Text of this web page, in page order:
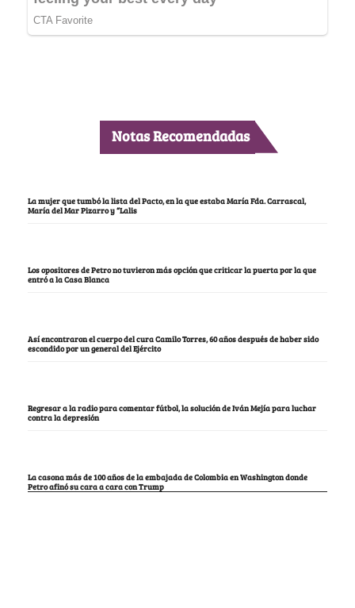
Notas Recomendadas
La mujer que tumbó la lista del Pacto, en la que estaba María Fda. Carrascal,
María del Mar Pizarro y “Lalis
Los opositores de Petro no tuvieron más opción que criticar la puerta por la que
entró a la Casa Blanca
Así encontraron el cuerpo del cura Camilo Torres, 60 años después de haber sido
escondido por un general del Ejército
Regresar a la radio para comentar fútbol, la solución de Iván Mejía para luchar
contra la depresión
La casona más de 100 años de la embajada de Colombia en Washington donde
Petro afinó su cara a cara con Trump